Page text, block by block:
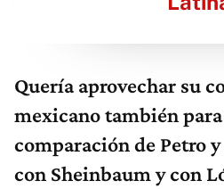
Quería aprovechar su
mexicano también
comparación de Petro
con Sheinbaum y con